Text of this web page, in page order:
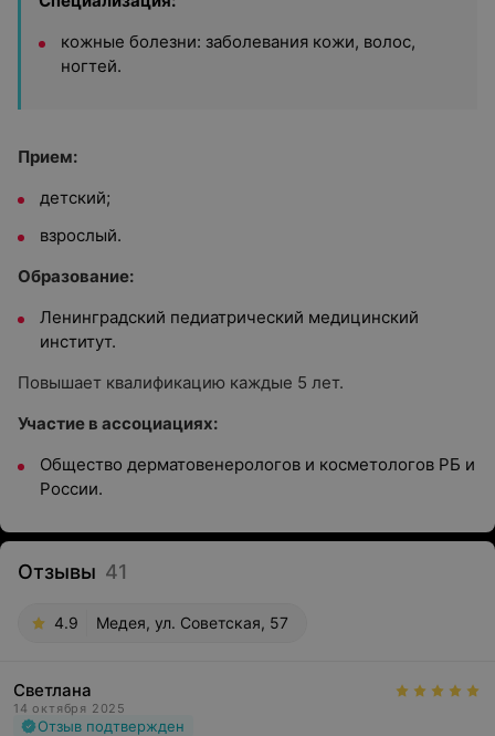
кожные болезни: заболевания кожи, волос,
ногтей.
Прием:
детский;
взрослый.
Образование:
Ленинградский педиатрический медицинский
институт.
Повышает квалификацию каждые 5 лет.
Участие в ассоциациях:
Общество дерматовенерологов и косметологов РБ и
России.
Отзывы 41
4.9 Медея, ул. Советская, 57
Светлана
14 октября 2025
Отзыв подтвержден